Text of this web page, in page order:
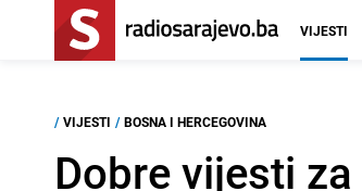
VIJESTI
/ VIJESTI / BOSNA I HERCEGOVINA
Dobre vijesti